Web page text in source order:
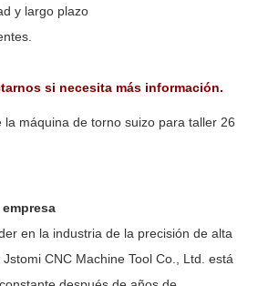
y largo plazo
si necesita más información.
en la industria de la precisión de alta
CNC Machine Tool Co., Ltd. está